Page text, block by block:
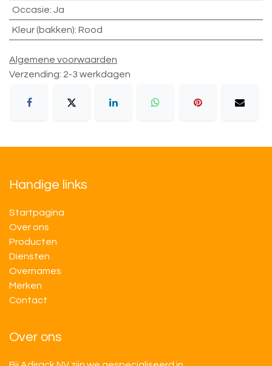
Occasie: Ja
Kleur (bakken): Rood
Algemene voorwaarden
Verzending: 2-3 werkdagen
Handige links
Startpagina
Over ons
Producten
Diensten
Overnames
M​​erken
Contact
Over ons